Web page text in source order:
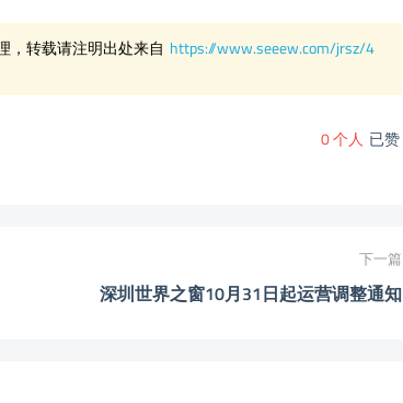
，转载请注明出处来自 https://www.seeew.com/jrsz/4
0个人 已赞
下一篇
深圳世界之窗10月31日起运营调整通知